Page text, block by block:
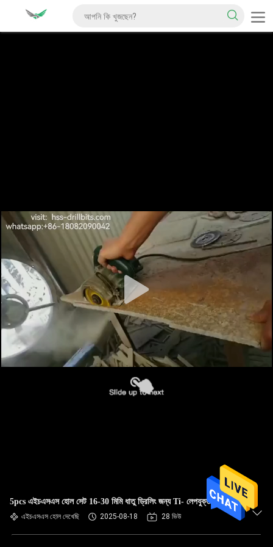
5pcs এইচএসএস হোল সেট 16-30 মিমি ধাতু ড্রিলিং জন্য Ti- লেপযুক্ত
এইচএসএস হোল দেখেছি 2025-08-18 28 ভিউ